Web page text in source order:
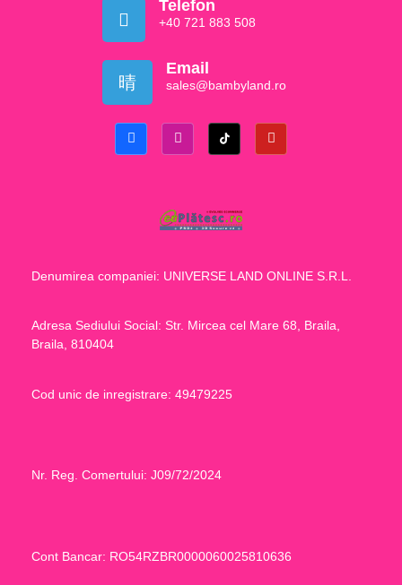
Telefon
+40 721 883 508
Email
sales@bambyland.ro​
Denumirea companiei: UNIVERSE LAND ONLINE S.R.L.
Adresa Sediului Social: Str. Mircea cel Mare 68, Braila,
Braila, 810404
Cod unic de inregistrare: 49479225
Nr. Reg. Comertului: J09/72/2024
Cont Bancar: RO54RZBR0000060025810636